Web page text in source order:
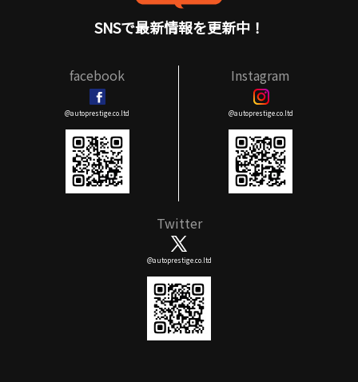
SNSで最新情報を更新中！
facebook
@autoprestige.co.ltd
Instagram
@autoprestige.co.ltd
Twitter
@autoprestige.co.ltd